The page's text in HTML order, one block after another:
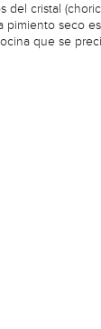
del cristal
pimiento seco
que se